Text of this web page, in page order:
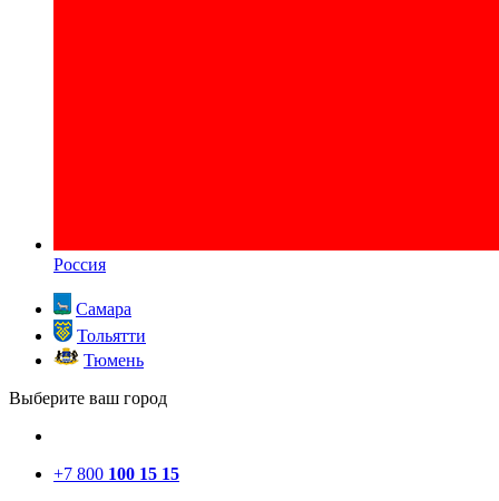
Россия
Самара
Тольятти
Тюмень
Выберите ваш город
+7 800 100 15 15